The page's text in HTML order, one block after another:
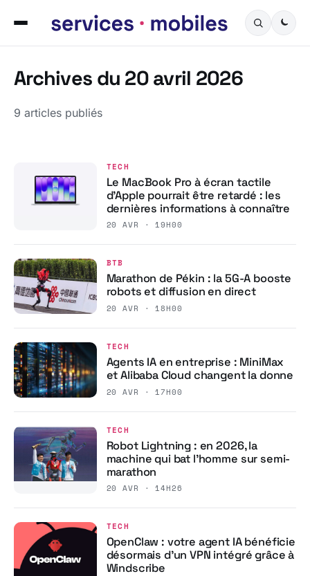
Archives du 20 avril 2026
9 articles publiés
TECH
Le MacBook Pro à écran tactile
d’Apple pourrait être retardé : les
dernières informations à connaître
20 AVR · 19H00
BTB
Marathon de Pékin : la 5G-A booste
robots et diffusion en direct
20 AVR · 18H00
TECH
Agents IA en entreprise : MiniMax
et Alibaba Cloud changent la donne
20 AVR · 17H00
TECH
Robot Lightning : en 2026, la
machine qui bat l’homme sur semi-
marathon
20 AVR · 14H26
TECH
OpenClaw : votre agent IA bénéficie
désormais d’un VPN intégré grâce à
Windscribe